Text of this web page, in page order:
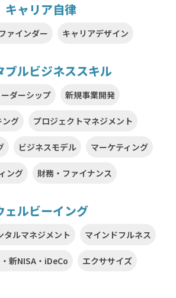
キャリア自律
ァインダー キャリアデザイン
ブルビジネススキル
ーダーシップ 新規事業開発
ング プロジェクトマネジメント
ビジネスモデル マーケティング
ング 財務・ファイナンス
ェルビーイング
タルマネジメント マインドフルネス
新NISA・iDeCo エクササイズ